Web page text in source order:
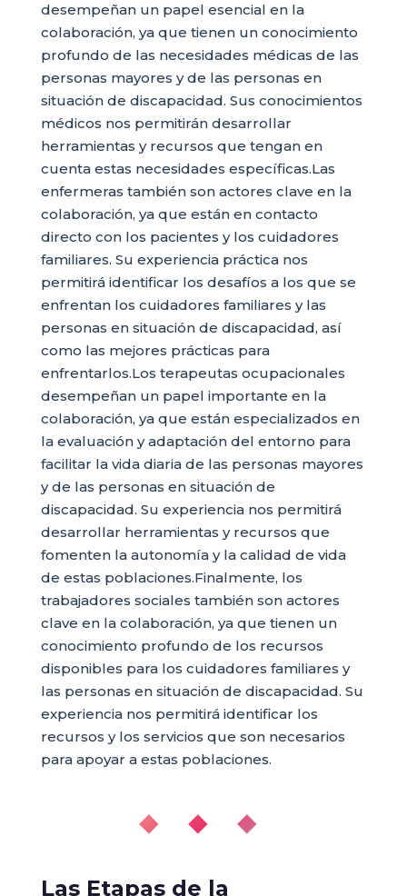
desempeñan un papel esencial en la
colaboración, ya que tienen un conocimiento
profundo de las necesidades médicas de las
personas mayores y de las personas en
situación de discapacidad. Sus conocimientos
médicos nos permitirán desarrollar
herramientas y recursos que tengan en
cuenta estas necesidades específicas.Las
enfermeras también son actores clave en la
colaboración, ya que están en contacto
directo con los pacientes y los cuidadores
familiares. Su experiencia práctica nos
permitirá identificar los desafíos a los que se
enfrentan los cuidadores familiares y las
personas en situación de discapacidad, así
como las mejores prácticas para
enfrentarlos.Los terapeutas ocupacionales
desempeñan un papel importante en la
colaboración, ya que están especializados en
la evaluación y adaptación del entorno para
facilitar la vida diaria de las personas mayores
y de las personas en situación de
discapacidad. Su experiencia nos permitirá
desarrollar herramientas y recursos que
fomenten la autonomía y la calidad de vida
de estas poblaciones.Finalmente, los
trabajadores sociales también son actores
clave en la colaboración, ya que tienen un
conocimiento profundo de los recursos
disponibles para los cuidadores familiares y
las personas en situación de discapacidad. Su
experiencia nos permitirá identificar los
recursos y los servicios que son necesarios
para apoyar a estas poblaciones.
◆ ◆ ◆
Las Etapas de la